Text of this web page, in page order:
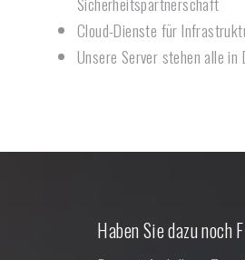
Cloud-Dienste für
Unsere Server stehen alle in
Haben Sie dazu noch